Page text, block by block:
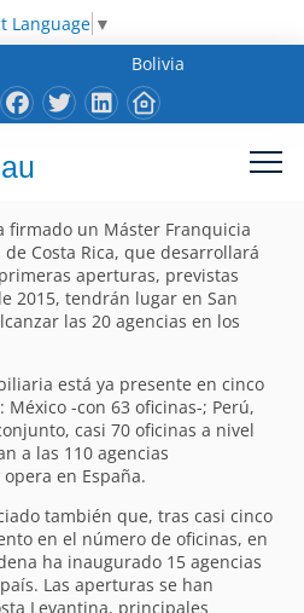
Language ▼
Bolivia
firmado un Máster Franquicia
Costa Rica, que desarrollará
aperturas, previstas
2015, tendrán lugar en San
las 20 agencias en los
está ya presente en cinco
-con 63 oficinas-; Perú,
casi 70 oficinas a nivel
a las 110 agencias
en España.
también que, tras casi cinco
en el número de oficinas, en
ha inaugurado 15 agencias
Las aperturas se han
Levantina, principales